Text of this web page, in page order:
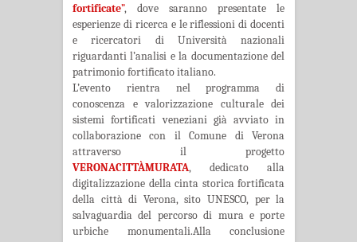
fortificate”, dove saranno presentate le
esperienze di ricerca e le riflessioni di docenti
e ricercatori di Università nazionali
riguardanti l’analisi e la documentazione del
patrimonio fortificato italiano.
L’evento rientra nel programma di
conoscenza e valorizzazione culturale dei
sistemi fortificati veneziani già avviato in
collaborazione con il Comune di Verona
attraverso il progetto
VERONACITTÀMURATA, dedicato alla
digitalizzazione della cinta storica fortificata
della città di Verona, sito UNESCO, per la
salvaguardia del percorso di mura e porte
urbiche monumentali.Alla conclusione